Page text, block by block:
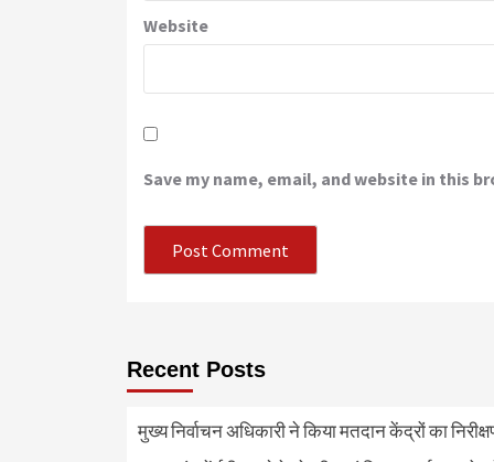
Website
Save my name, email, and website in this
Recent Posts
मुख्य निर्वाचन अधिकारी ने किया मतदान केंद्रों का